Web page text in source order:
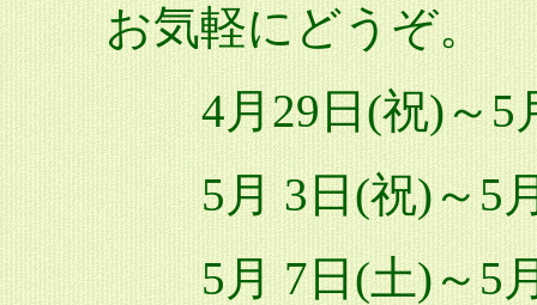
お気軽にどうぞ。
4月29日(祝)～5
5月 3日(祝)～5
5月 7日(土)～5